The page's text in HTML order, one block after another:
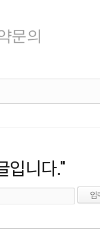
문의
입니다."